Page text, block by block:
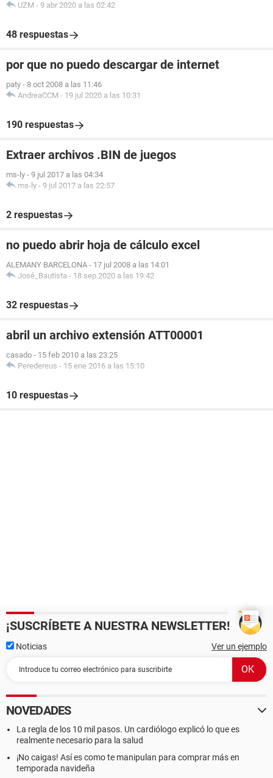
UZM - 9 abr 2020 a las 02:42
48 respuestas
por que no puedo descargar de internet
paty - 8 oct 2008 a las 11:46
AndreaCCM - 19 jul 2020 a las 10:31
190 respuestas
Extraer archivos .BIN de juegos
ms-ly - 9 jul 2017 a las 04:34
ms-ly - 9 jul 2017 a las 22:57
2 respuestas
no puedo abrir hoja de cálculo excel
ALEMANY BARCELONA - 17 jul 2008 a las 14:01
José_Bautista - 18 sep 2020 a las 19:42
32 respuestas
abril un archivo extensión ATT00001
casado - 15 feb 2010 a las 23:25
Peredereus - 15 ene 2016 a las 15:10
10 respuestas
¡SUSCRÍBETE A NUESTRA NEWSLETTER!
Noticias Ver un ejemplo
NOVEDADES
La regla de los 10 mil pasos. Un cardiólogo explicó lo que es
realmente necesario para la salud
¡No caigas! Así es como te manipulan para comprar más en
temporada navideña